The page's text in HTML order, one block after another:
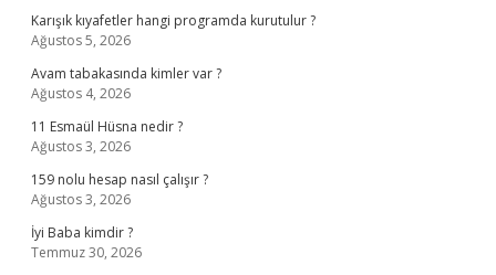
Karışık kıyafetler hangi programda kurutulur ?
Ağustos 5, 2026
Avam tabakasında kimler var ?
Ağustos 4, 2026
11 Esmaül Hüsna nedir ?
Ağustos 3, 2026
159 nolu hesap nasıl çalışır ?
Ağustos 3, 2026
İyi Baba kimdir ?
Temmuz 30, 2026